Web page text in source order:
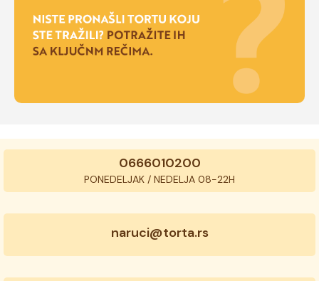
0666010200
PONEDELJAK / NEDELJA 08-22H
naruci@torta.rs